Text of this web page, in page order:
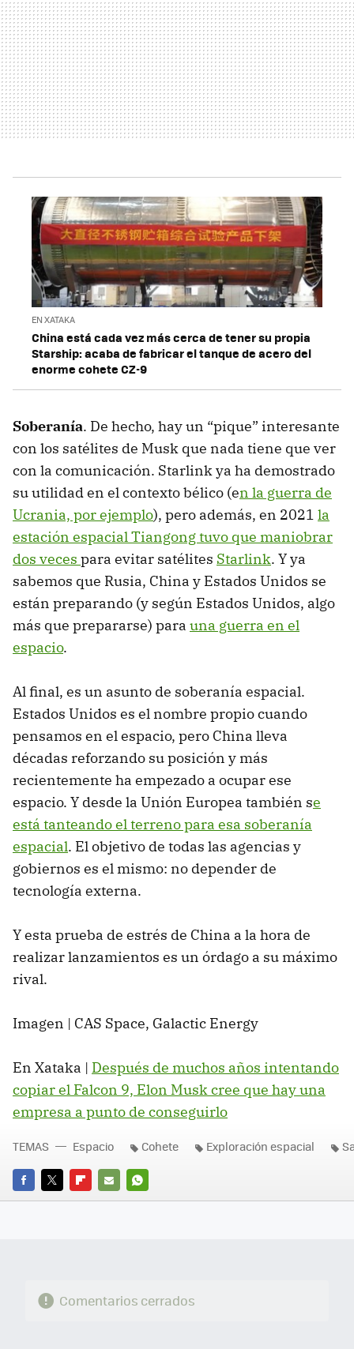
EN XATAKA
China está cada vez más cerca de tener su propia
Starship: acaba de fabricar el tanque de acero del
enorme cohete CZ-9
Soberanía. De hecho, hay un “pique” interesante
con los satélites de Musk que nada tiene que ver
con la comunicación. Starlink ya ha demostrado
su utilidad en el contexto bélico (en la guerra de
Ucrania, por ejemplo), pero además, en 2021 la
estación espacial Tiangong tuvo que maniobrar
dos veces para evitar satélites Starlink. Y ya
sabemos que Rusia, China y Estados Unidos se
están preparando (y según Estados Unidos, algo
más que prepararse) para una guerra en el
espacio.
Al final, es un asunto de soberanía espacial.
Estados Unidos es el nombre propio cuando
pensamos en el espacio, pero China lleva
décadas reforzando su posición y más
recientemente ha empezado a ocupar ese
espacio. Y desde la Unión Europea también se
está tanteando el terreno para esa soberanía
espacial. El objetivo de todas las agencias y
gobiernos es el mismo: no depender de
tecnología externa.
Y esta prueba de estrés de China a la hora de
realizar lanzamientos es un órdago a su máximo
rival.
Imagen | CAS Space, Galactic Energy
En Xataka | Después de muchos años intentando
copiar el Falcon 9, Elon Musk cree que hay una
empresa a punto de conseguirlo
FACEBOOK
TWITTERFLIPBOARD
E-
WHATSAPP
TEMAS Espacio Cohete Exploración espacial
Comentarios cerrados